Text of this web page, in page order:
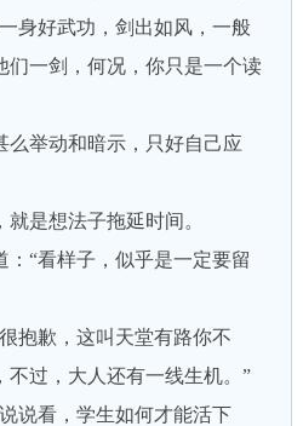
身好武功，剑出如风，一般
们一剑，何况，你只是一个读
举动和暗示，只好自己应
是想法子拖延时间。
“看样子，似乎是一定要留
歉，这叫天堂有路你不
不过，大人还有一线生机。”
看，学生如何才能活下